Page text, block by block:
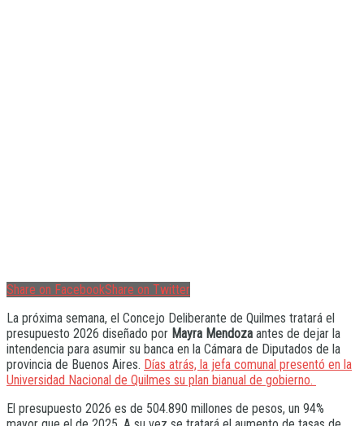
Share on FacebookShare on Twitter
La próxima semana, el Concejo Deliberante de Quilmes tratará el
presupuesto 2026 diseñado por Mayra Mendoza antes de dejar la
intendencia para asumir su banca en la Cámara de Diputados de la
provincia de Buenos Aires. Días atrás, la jefa comunal presentó en la
Universidad Nacional de Quilmes su plan bianual de gobierno.
El presupuesto 2026 es de 504.890 millones de pesos, un 94%